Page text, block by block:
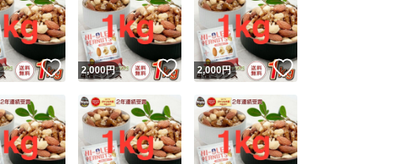
いいね！
2,000円 いいね！
2,000円 いいね！